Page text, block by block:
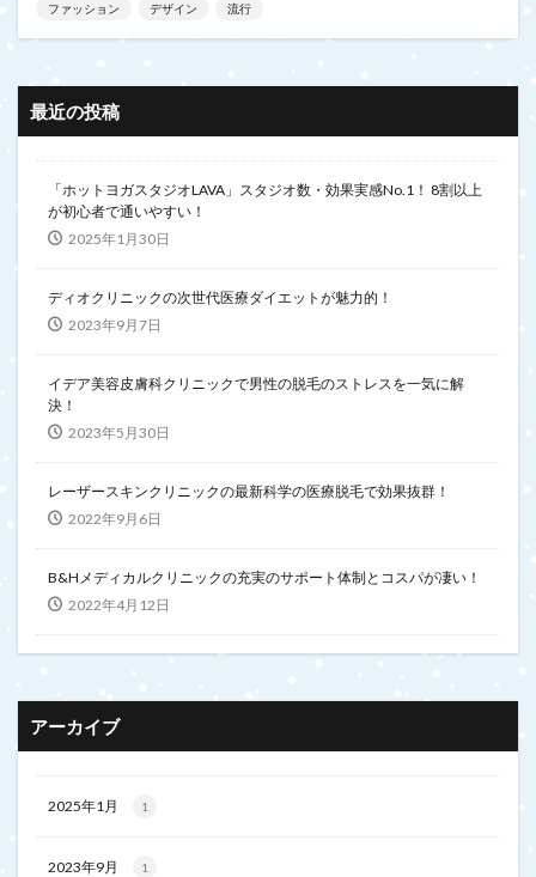
ファッション デザイン 流行
最近の投稿
「ホットヨガスタジオLAVA」スタジオ数・効果実感No.1！ 8割以上
が初心者で通いやすい！
2025年1月30日
ディオクリニックの次世代医療ダイエットが魅力的！
2023年9月7日
イデア美容皮膚科クリニックで男性の脱毛のストレスを一気に解
決！
2023年5月30日
レーザースキンクリニックの最新科学の医療脱毛で効果抜群！
2022年9月6日
B&Hメディカルクリニックの充実のサポート体制とコスパが凄い！
2022年4月12日
アーカイブ
2025年1月 1
2023年9月 1